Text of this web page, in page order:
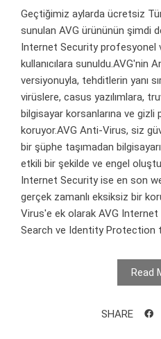
Geçtiğimiz aylarda ücretsiz
sunulan AVG ürününün şimdi
Internet Security profesyonel
kullanıcılara sunuldu.AVG'nin
versiyonuyla, tehditlerin yanı
virüslere, casus yazılımlara,
bilgisayar korsanlarına ve gizli
koruyor.AVG Anti-Virus, siz
bir şüphe taşımadan
etkili bir şekilde ve engel
Internet Security ise en son
gerçek zamanlı eksiksiz bir
Virus'e ek olarak AVG
Search ve Identity Protection
Read
SHARE